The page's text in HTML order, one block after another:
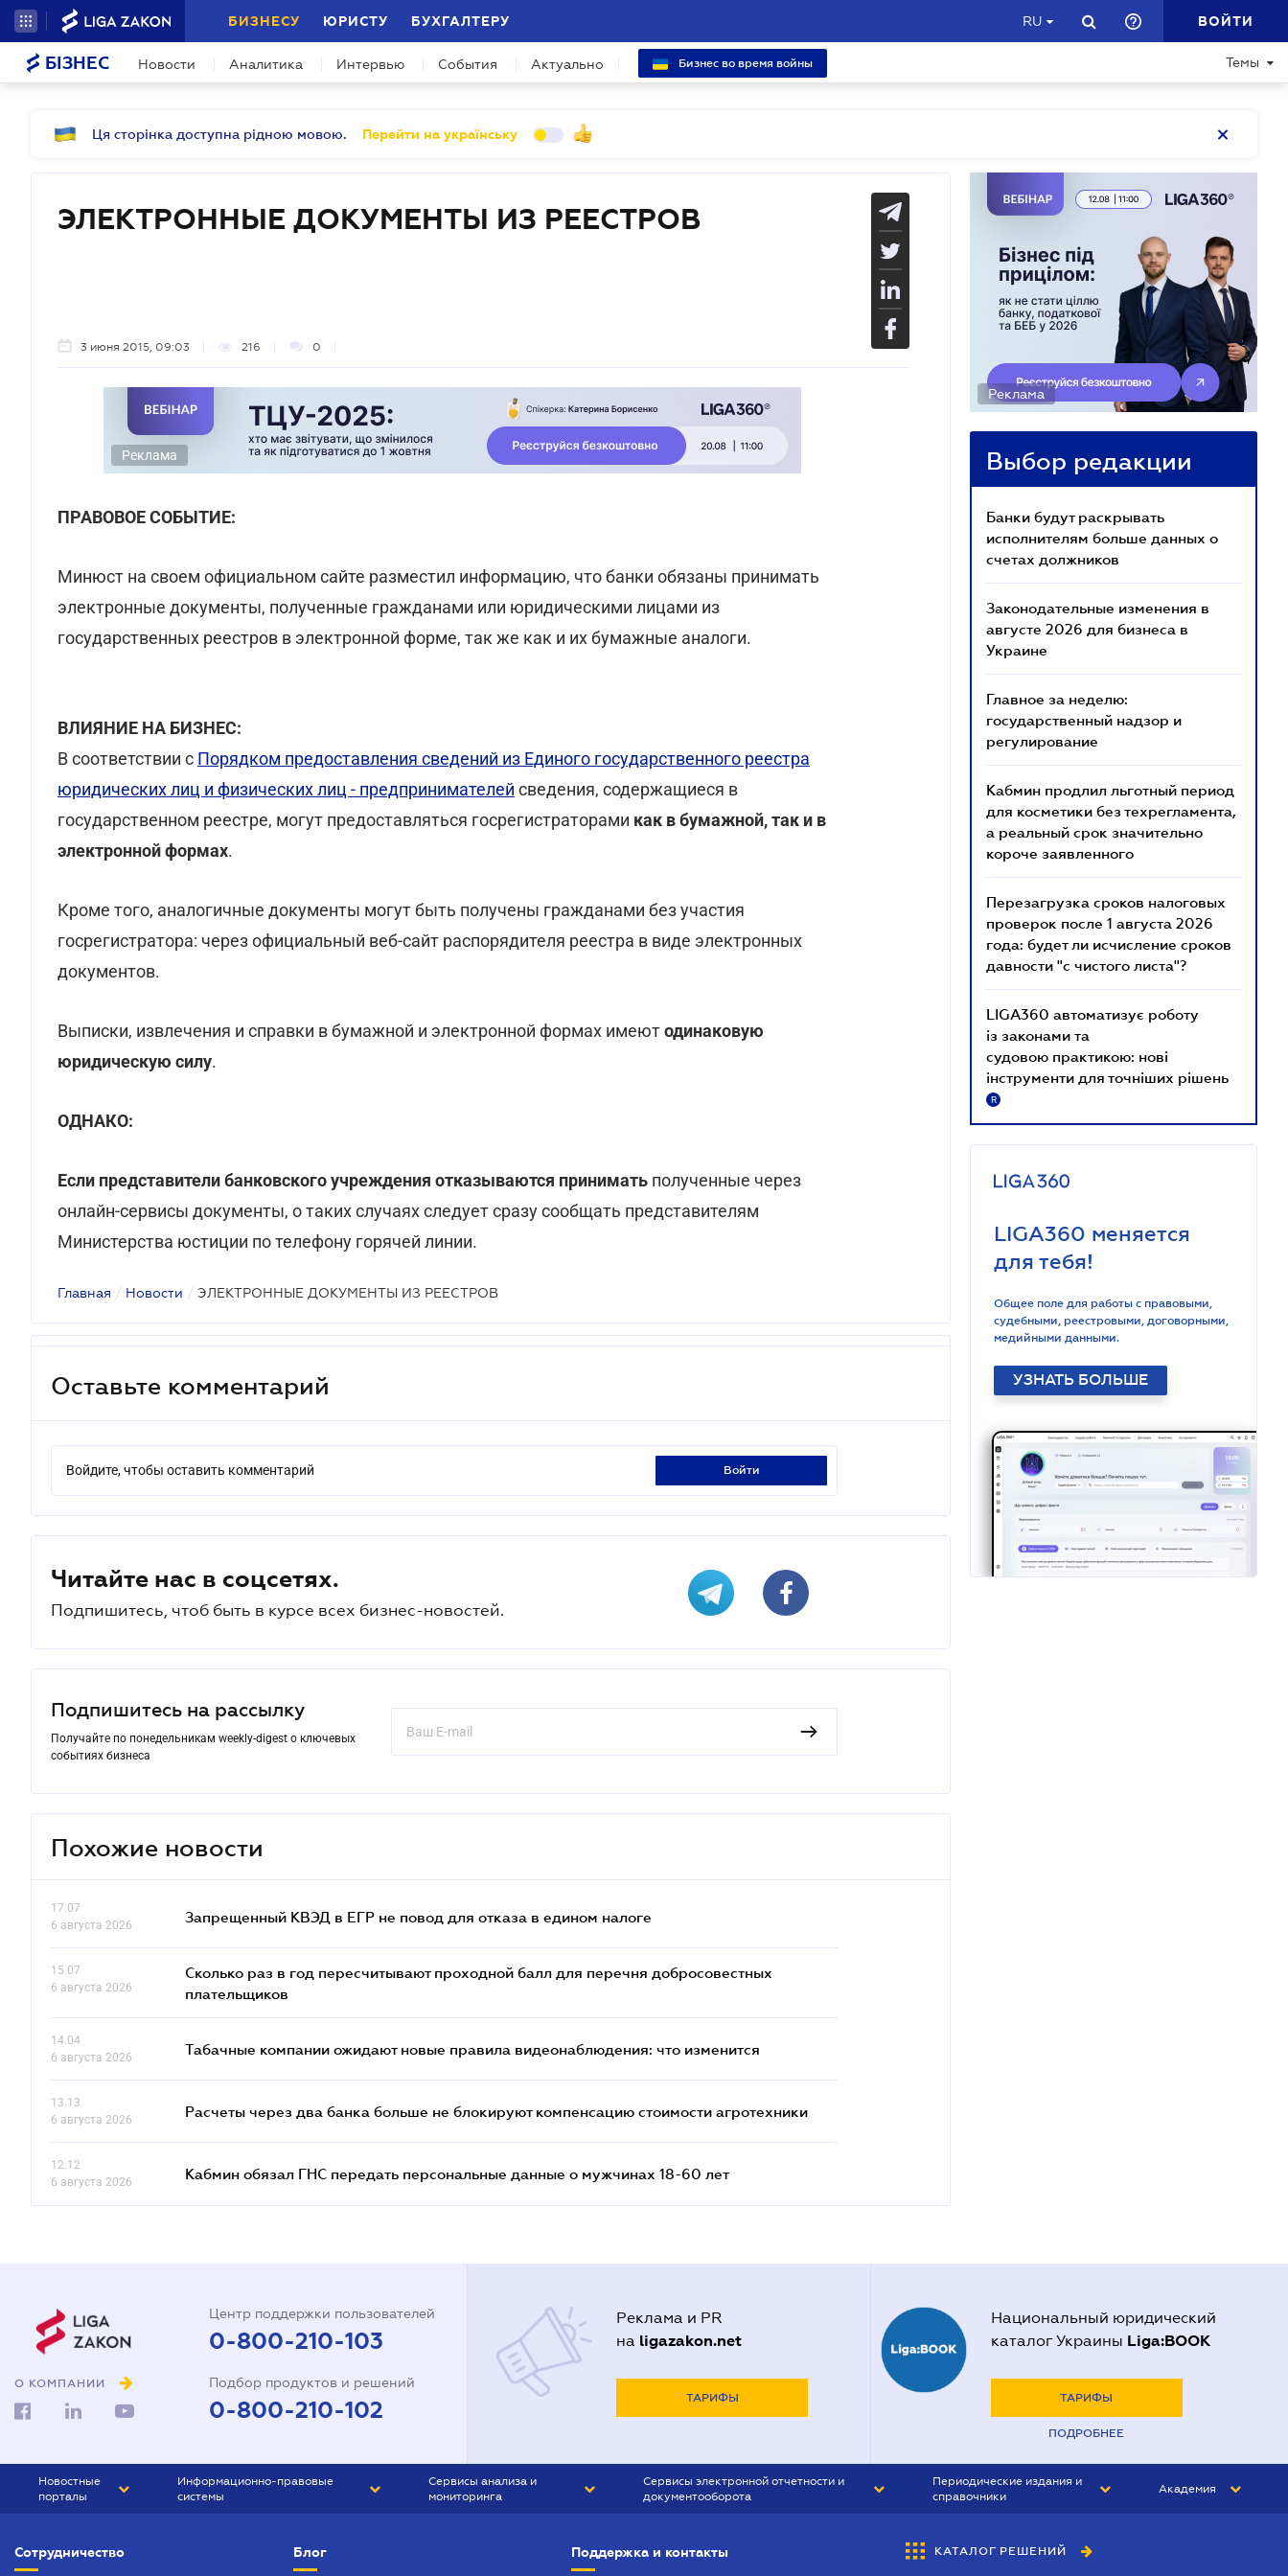
БИЗНЕСУ ЮРИСТУ БУХГАЛТЕРУ RU ВОЙТИ
БІЗНЕС Новости Аналитика Интервью События Актуально Бизнес во время войны Темы
Ця сторінка доступна рідною мовою. Перейти на українську
ЭЛЕКТРОННЫЕ ДОКУМЕНТЫ ИЗ РЕЕСТРОВ
3 июня 2015, 09:03 216 0
Реклама
ПРАВОВОЕ СОБЫТИЕ:
Минюст на своем официальном сайте разместил информацию, что банки обязаны принимать
электронные документы, полученные гражданами или юридическими лицами из
государственных реестров в электронной форме, так же как и их бумажные аналоги.
ВЛИЯНИЕ НА БИЗНЕС:
В соответствии с Порядком предоставления сведений из Единого государственного реестра
юридических лиц и физических лиц - предпринимателей сведения, содержащиеся в
государственном реестре, могут предоставляться госрегистраторами как в бумажной, так и в
электронной формах.
Кроме того, аналогичные документы могут быть получены гражданами без участия
госрегистратора: через официальный веб-сайт распорядителя реестра в виде электронных
документов.
Выписки, извлечения и справки в бумажной и электронной формах имеютодинаковую
юридическую силу.
ОДНАКО:
Если представители банковского учреждения отказываются принимать полученные через
онлайн-сервисы документы, о таких случаях следует сразу сообщать представителям
Министерства юстиции по телефону горячей линии.
Главная / Новости / ЭЛЕКТРОННЫЕ ДОКУМЕНТЫ ИЗ РЕЕСТРОВ
Оставьте комментарий
Войдите, чтобы оставить комментарий войти
Читайте нас в соцсетях.
Подпишитесь, чтоб быть в курсе всех бизнес-новостей.
Подпишитесь на рассылку
Получайте по понедельникам weekly-digest о ключевых
событиях бизнеса
Похожие новости
17.07
6 августа 2026
Запрещенный КВЭД в ЕГР не повод для отказа в едином налоге
15.07
6 августа 2026
Сколько раз в год пересчитывают проходной балл для перечня добросовестных
плательщиков
14.04
6 августа 2026
Табачные компании ожидают новые правила видеонаблюдения: что изменится
13.13
6 августа 2026
Расчеты через два банка больше не блокируют компенсацию стоимости агротехники
12.12
6 августа 2026
Кабмин обязал ГНС передать персональные данные о мужчинах 18-60 лет
Реклама
Выбор редакции
Банки будут раскрывать
исполнителям больше данных о
счетах должников
Законодательные изменения в
августе 2026 для бизнеса в
Украине
Главное за неделю:
государственный надзор и
регулирование
Кабмин продлил льготный период
для косметики без техрегламента,
а реальный срок значительно
короче заявленного
Перезагрузка сроков налоговых
проверок после 1 августа 2026
года: будет ли исчисление сроков
давности "с чистого листа"?
LIGA360 автоматизує роботу
із законами та
судовою практикою: нові
інструменти для точніших рішень
R
LIGA360 меняется
для тебя!
Общее поле для работы с правовыми,
судебными, реестровыми, договорными,
медийными данными.
УЗНАТЬ БОЛЬШЕ
О КОМПАНИИ
Центр поддержки пользователей
0-800-210-103
Подбор продуктов и решений
0-800-210-102
Реклама и PR
на ligazakon.net
ТАРИФЫ
Национальный юридический
каталог Украины Liga:BOOK
ТАРИФЫ
ПОДРОБНЕЕ
Новостные
порталы
БИЗНЕС
Информационно-правовые
системы
Сервисы анализа и
мониторинга
Сервисы электронной отчетности и
документооборота
Периодические издания и
справочники
БУХГАЛТЕР&ЗАКОН
Академия
Сотрудничество Блог Поддержка и контакты КАТАЛОГ РЕШЕНИЙ